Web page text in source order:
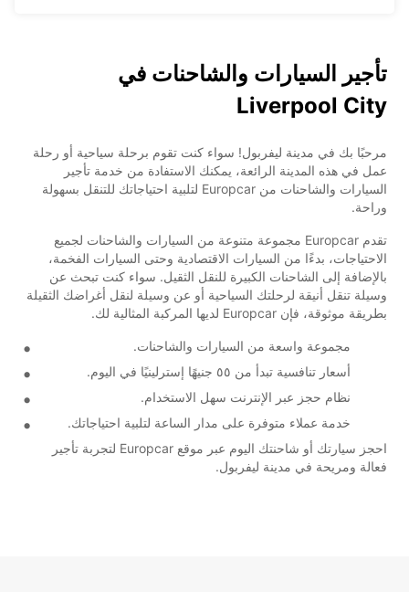
تأجير السيارات والشاحنات في
Liverpool City
مرحبًا بك في مدينة ليفربول! سواء كنت تقوم برحلة سياحية أو رحلة
عمل في هذه المدينة الرائعة، يمكنك الاستفادة من خدمة تأجير
السيارات والشاحنات من Europcar لتلبية احتياجاتك للتنقل بسهولة
وراحة.
تقدم Europcar مجموعة متنوعة من السيارات والشاحنات لجميع
الاحتياجات، بدءًا من السيارات الاقتصادية وحتى السيارات الفخمة،
بالإضافة إلى الشاحنات الكبيرة للنقل الثقيل. سواء كنت تبحث عن
وسيلة تنقل أنيقة لرحلتك السياحية أو عن وسيلة لنقل أغراضك الثقيلة
بطريقة موثوقة، فإن Europcar لديها المركبة المثالية لك.
مجموعة واسعة من السيارات والشاحنات.
أسعار تنافسية تبدأ من ٥٥ جنيهًا إسترلينيًا في اليوم.
نظام حجز عبر الإنترنت سهل الاستخدام.
خدمة عملاء متوفرة على مدار الساعة لتلبية احتياجاتك.
احجز سيارتك أو شاحنتك اليوم عبر موقع Europcar لتجربة تأجير
فعالة ومريحة في مدينة ليفربول.